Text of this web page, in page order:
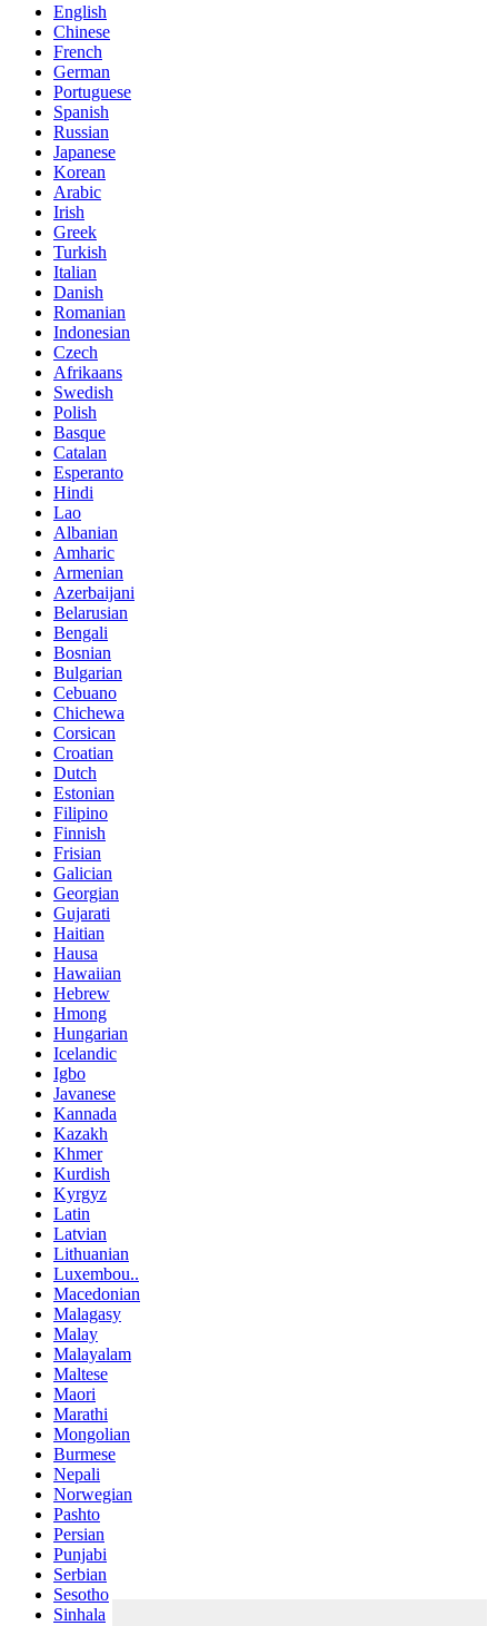
English
Chinese
French
German
Portuguese
Spanish
Russian
Japanese
Korean
Arabic
Irish
Greek
Turkish
Italian
Danish
Romanian
Indonesian
Czech
Afrikaans
Swedish
Polish
Basque
Catalan
Esperanto
Hindi
Lao
Albanian
Amharic
Armenian
Azerbaijani
Belarusian
Bengali
Bosnian
Bulgarian
Cebuano
Chichewa
Corsican
Croatian
Dutch
Estonian
Filipino
Finnish
Frisian
Galician
Georgian
Gujarati
Haitian
Hausa
Hawaiian
Hebrew
Hmong
Hungarian
Icelandic
Igbo
Javanese
Kannada
Kazakh
Khmer
Kurdish
Kyrgyz
Latin
Latvian
Lithuanian
Luxembou..
Macedonian
Malagasy
Malay
Malayalam
Maltese
Maori
Marathi
Mongolian
Burmese
Nepali
Norwegian
Pashto
Persian
Punjabi
Serbian
Sesotho
Sinhala